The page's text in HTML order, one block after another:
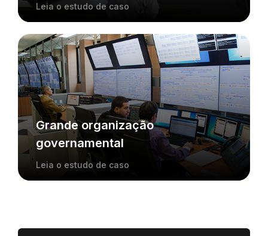
Leia o estudo de caso
Grande organização
governamental
Leia o estudo de caso